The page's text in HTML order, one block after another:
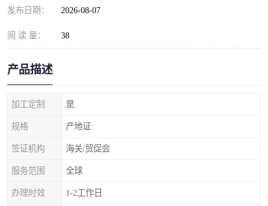
发布日期： 2026-08-07
阅 读 量： 38
产品描述
加工定制 是
规格 产地证
签证机构 海关/贸促会
服务范围 全球
办理时效 1-2工作日